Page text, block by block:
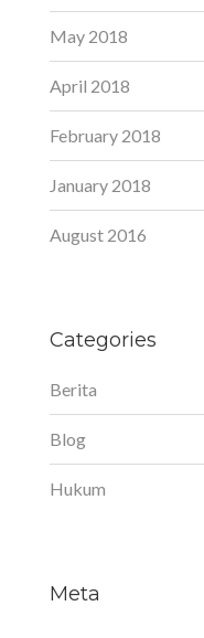
May 2018
April 2018
February 2018
January 2018
August 2016
Categories
Berita
Blog
Hukum
Meta